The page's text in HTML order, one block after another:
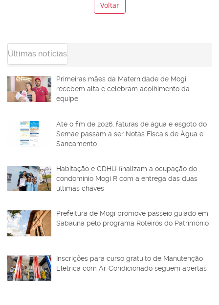
Voltar
Últimas notícias
Primeiras mães da Maternidade de Mogi
recebem alta e celebram acolhimento da
equipe
Até o fim de 2026, faturas de água e esgoto do
Semae passam a ser Notas Fiscais de Água e
Saneamento
Habitação e CDHU finalizam a ocupação do
condomínio Mogi R com a entrega das duas
últimas chaves
Prefeitura de Mogi promove passeio guiado em
Sabaúna pelo programa Roteiros do Patrimônio
Inscrições para curso gratuito de Manutenção
Elétrica com Ar-Condicionado seguem abertas